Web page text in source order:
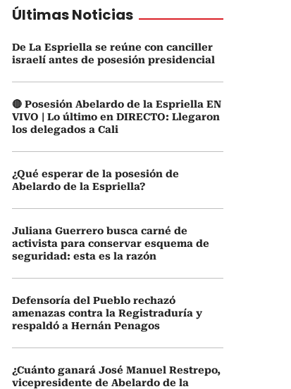
Últimas Noticias
De La Espriella se reúne con canciller
israelí antes de posesión presidencial
🔴 Posesión Abelardo de la Espriella EN
VIVO | Lo último en DIRECTO: Llegaron
los delegados a Cali
¿Qué esperar de la posesión de
Abelardo de la Espriella?
Juliana Guerrero busca carné de
activista para conservar esquema de
seguridad: esta es la razón
Defensoría del Pueblo rechazó
amenazas contra la Registraduría y
respaldó a Hernán Penagos
¿Cuánto ganará José Manuel Restrepo,
vicepresidente de Abelardo de la